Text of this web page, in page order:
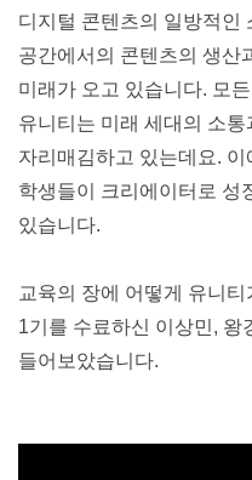
디지털 콘텐츠의 일방적인
공간에서의 콘텐츠의 생산
미래가 오고 있습니다. 모
유니티는 미래 세대의 소
자리매김하고 있는데요.
학생들이 크리에이터로 성
있습니다.
교육의 장에 어떻게 유니
1기를 수료하신 이상민, 왕
들어보았습니다.